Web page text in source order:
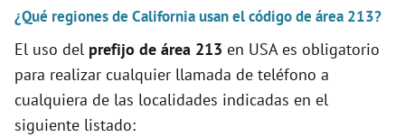
i
d
¿Qué regiones de California usan el código de área 213?
El uso del prefijo de área 213 en USA es obligatorio
para realizar cualquier llamada de teléfono a
cualquiera de las localidades indicadas en el
siguiente listado: